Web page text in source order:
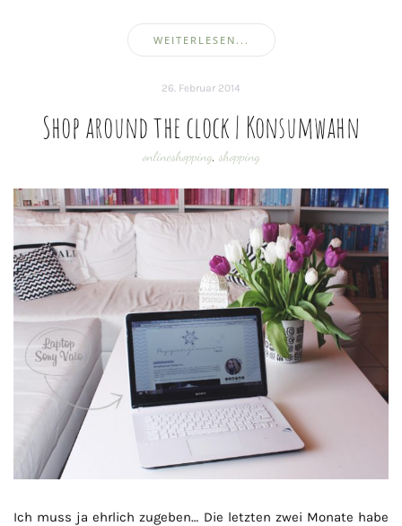
WEITERLESEN...
26. Februar 2014
Shop around the clock | Konsumwahn
onlineshopping, shopping
Ich muss ja ehrlich zugeben… Die letzten zwei Monate habe